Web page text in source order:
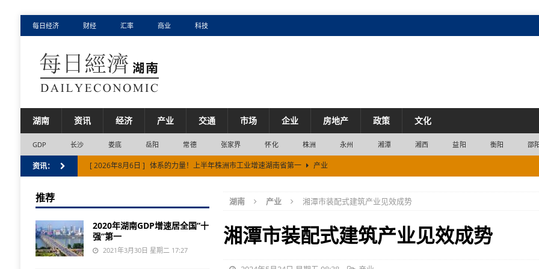
每日经济 财经 汇率 商业 科技
湖南 资讯 经济 产业 交通 市场 企业 房地产 政策 文化
GDP 长沙 娄底 岳阳 常德 张家界 怀化 株洲 永州 湘潭 湘西 益阳 衡阳 邵
资讯： [ 2026年8月6日 ] 体系的力量！上半年株洲市工业增速湖南省第一
产业
[ 2026年8月5日 ] 张家界市避暑文旅扩容入境游市场
市场
[ 2026年8月5日 ] 湘江新区蝉联中国创投活跃区域50强
市场
[ 2026年8月7日 ] 邵阳市以侨聚力赋能邵阳现代化建设 市场
湖南 产业 湘潭市装配式建筑产业见效成势
湘潭市装配式建筑产业见效成势
推荐
2020年湖南GDP增速居全国“十
强”第一
2021年3月30日 星期二 17:27